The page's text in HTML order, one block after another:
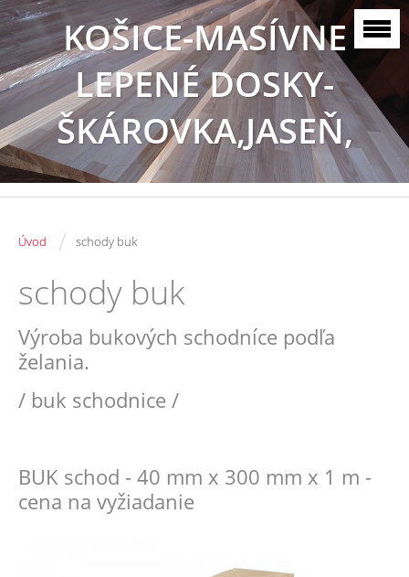
KOŠICE-MASÍVNE
LEPENÉ DOSKY-
ŠKÁROVKA,JASEŇ,
BUK, DUB
Úvod / schody buk
schody buk
Výroba bukových schodníce podľa
želania.
/ buk schodnice /
BUK schod - 40 mm x 300 mm x 1 m -
cena na vyžiadanie